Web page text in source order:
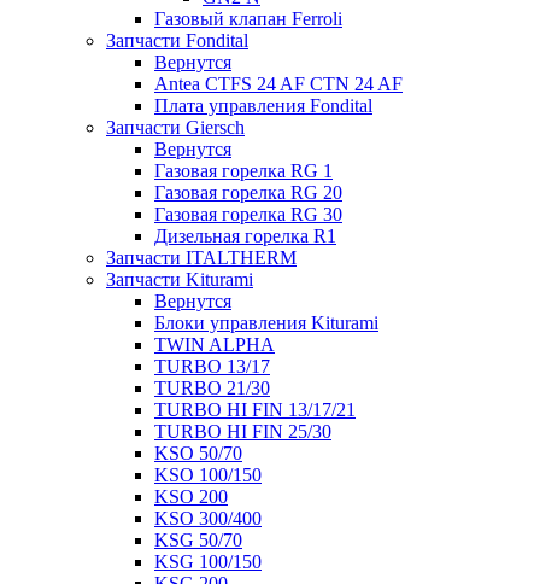
Газовый клапан Ferroli
Запчасти Fondital
Вернутся
Antea CTFS 24 AF CTN 24 AF
Плата управления Fondital
Запчасти Giersch
Вернутся
Газовая горелка RG 1
Газовая горелка RG 20
Газовая горелка RG 30
Дизельная горелка R1
Запчасти ITALTHERM
Запчасти Kiturami
Вернутся
Блоки управления Kiturami
TWIN ALPHA
TURBO 13/17
TURBO 21/30
TURBO HI FIN 13/17/21
TURBO HI FIN 25/30
KSO 50/70
KSO 100/150
KSO 200
KSO 300/400
KSG 50/70
KSG 100/150